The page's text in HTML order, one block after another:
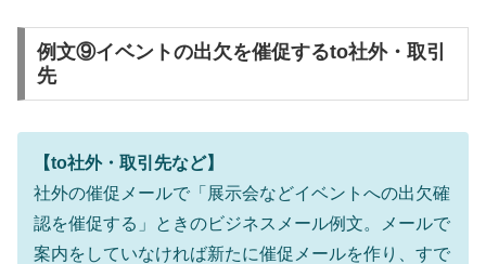
例文⑨イベントの出欠を催促するto社外・取引
先
【to社外・取引先など】
社外の催促メールで「展示会などイベントへの出欠確
認を催促する」ときのビジネスメール例文。メールで
案内をしていなければ新たに催促メールを作り、すで